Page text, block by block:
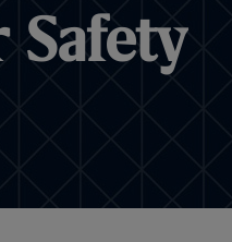
Safety